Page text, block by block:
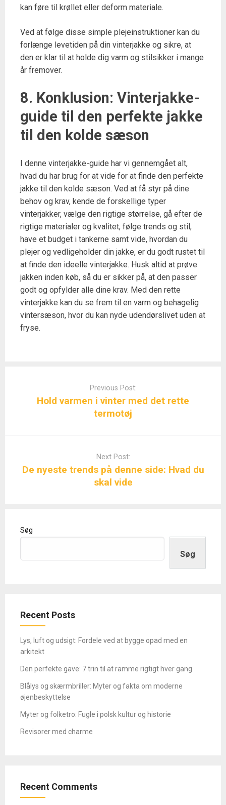
kan føre til krøllet eller deform materiale.
Ved at følge disse simple plejeinstruktioner kan du
forlænge levetiden på din vinterjakke og sikre, at
den er klar til at holde dig varm og stilsikker i mange
år fremover.
8. Konklusion: Vinterjakke-
guide til den perfekte jakke
til den kolde sæson
I denne vinterjakke-guide har vi gennemgået alt,
hvad du har brug for at vide for at finde den perfekte
jakke til den kolde sæson. Ved at få styr på dine
behov og krav, kende de forskellige typer
vinterjakker, vælge den rigtige størrelse, gå efter de
rigtige materialer og kvalitet, følge trends og stil,
have et budget i tankerne samt vide, hvordan du
plejer og vedligeholder din jakke, er du godt rustet til
at finde den ideelle vinterjakke. Husk altid at prøve
jakken inden køb, så du er sikker på, at den passer
godt og opfylder alle dine krav. Med den rette
vinterjakke kan du se frem til en varm og behagelig
vintersæson, hvor du kan nyde udendørslivet uden at
fryse.
Previous Post:
Hold varmen i vinter med det rette
termotøj
Next Post:
De nyeste trends på denne side: Hvad du
skal vide
Søg
Søg
Recent Posts
Lys, luft og udsigt: Fordele ved at bygge opad med en
arkitekt
Den perfekte gave: 7 trin til at ramme rigtigt hver gang
Blålys og skærmbriller: Myter og fakta om moderne
øjenbeskyttelse
Myter og folketro: Fugle i polsk kultur og historie
Revisorer med charme
Recent Comments